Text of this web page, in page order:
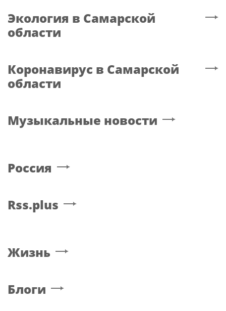
Экология в Самарской
области
Коронавирус в Самарской
области
Музыкальные новости
Россия
Rss.plus
Жизнь
Блоги